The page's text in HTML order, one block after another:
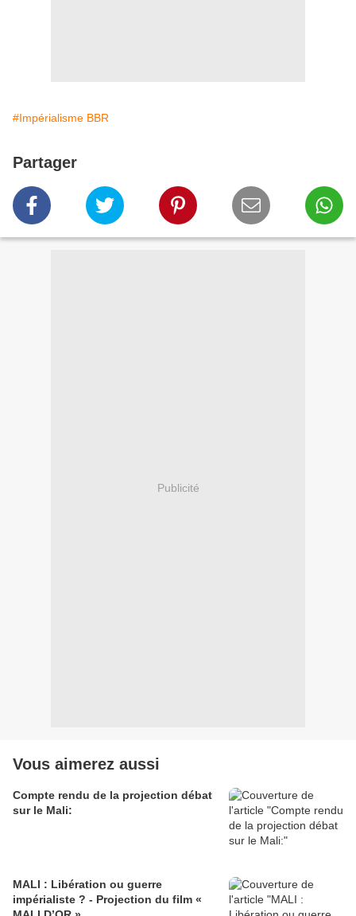
#Impérialisme BBR
Partager
Publicité
Vous aimerez aussi
Compte rendu de la projection débat
sur le Mali:
MALI : Libération ou guerre
impérialiste ? - Projection du film «